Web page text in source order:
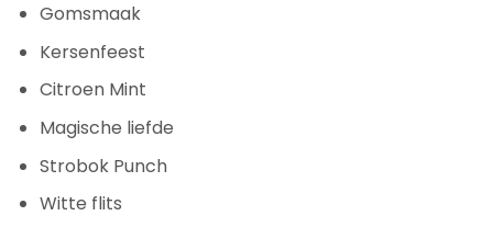
Gomsmaak
Kersenfeest
Citroen Mint
Magische liefde
Strobok Punch
Witte flits